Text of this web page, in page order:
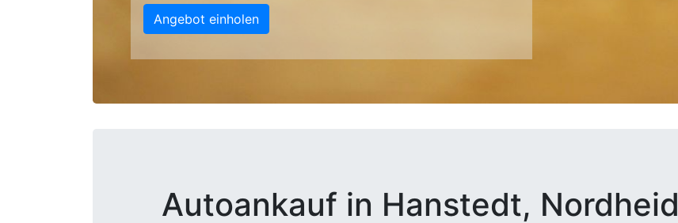
Angebot einholen
Autoankauf in Hanstedt,